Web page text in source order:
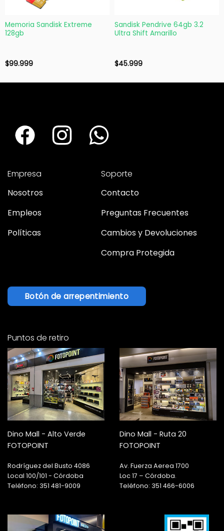
Memoria Sandisk Extreme
128gb
$99.999
Sandisk Pendrive 64gb 3.2
Ultra Shift Amarillo
$45.999
Empresa
Nosotros
Empleos
Políticas
Soporte
Contacto
Preguntas Frecuentes
Cambios y Devoluciones
Compra Protegida
Botón de arrepentimiento
Puntos de retiro
Dino Mall - Alto Verde
FOTOPOINT
Rodríguez del Busto 4086
Local 100/101 - Córdoba
Teléfono: 351 481-9009
Dino Mall - Ruta 20
FOTOPOINT
Av. Fuerza Aerea 1700
Loc 17 – Córdoba.
Teléfono: 351 466-6006